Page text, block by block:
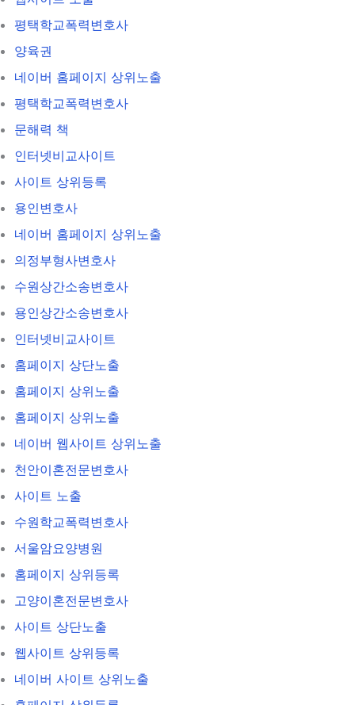
평택학교폭력변호사
양육권
네이버 홈페이지 상위노출
평택학교폭력변호사
문해력 책
인터넷비교사이트
사이트 상위등록
용인변호사
네이버 홈페이지 상위노출
의정부형사변호사
수원상간소송변호사
용인상간소송변호사
인터넷비교사이트
홈페이지 상단노출
홈페이지 상위노출
홈페이지 상위노출
네이버 웹사이트 상위노출
천안이혼전문변호사
사이트 노출
수원학교폭력변호사
서울암요양병원
홈페이지 상위등록
고양이혼전문변호사
사이트 상단노출
웹사이트 상위등록
네이버 사이트 상위노출